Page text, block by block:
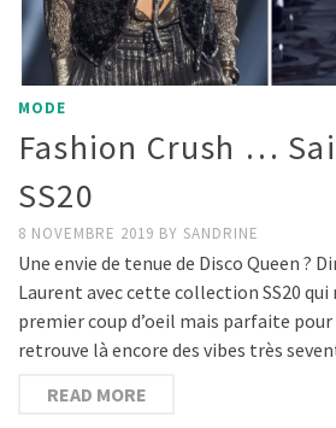
MODE
Fashion Crush …
SS20
8 NOVEMBRE 2019 BY SANDRINE
Une envie de tenue de Disco Queen ?
Laurent avec cette collection SS20 qui
premier coup d’oeil mais parfaite
retrouve là encore des vibes très
READ MORE